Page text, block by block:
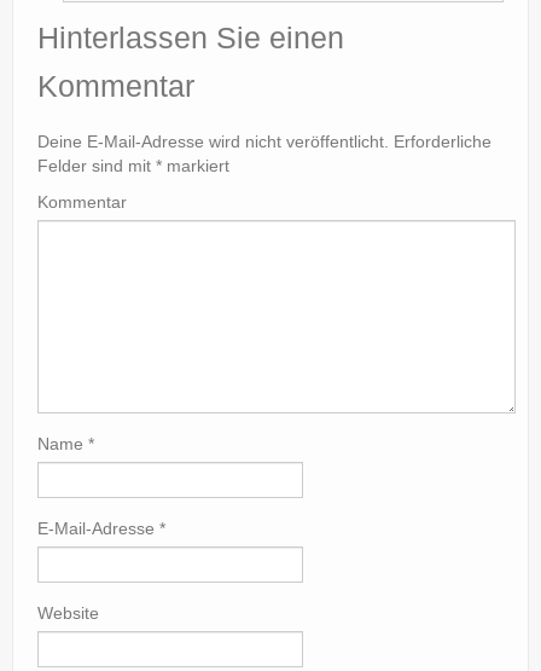
Hinterlassen Sie einen
Kommentar
Deine E-Mail-Adresse wird nicht veröffentlicht. Erforderliche
Felder sind mit * markiert
Kommentar
Name *
E-Mail-Adresse *
Website